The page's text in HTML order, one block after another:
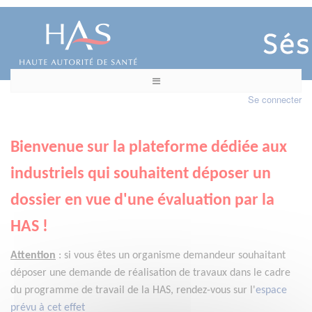
Se connecter
Bienvenue sur la plateforme dédiée aux
industriels qui souhaitent déposer un
dossier en vue d'une évaluation par la
HAS !
Attention : si vous êtes un organisme demandeur souhaitant
déposer une demande de réalisation de travaux dans le cadre
du programme de travail de la HAS, rendez-vous sur l'espace
prévu à cet effet